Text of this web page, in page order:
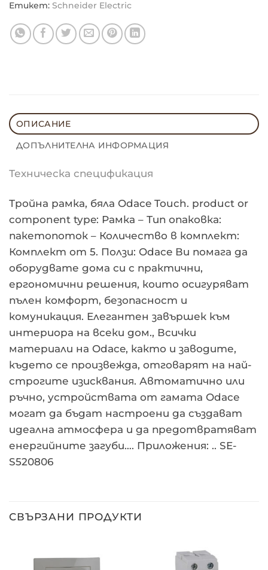
Етикет: Schneider Electric
ОПИСАНИЕ
ДОПЪЛНИТЕЛНА ИНФОРМАЦИЯ
Техническа спецификация
Тройна рамка, бяла Odace Touch. product or
component type: Рамка – Тип опаковка:
пакетопоток – Количество в комплект:
Комплект от 5. Ползи: Odace Ви помага да
оборудвате дома си с практични,
ергономични решения, които осигуряват
пълен комфорт, безопасност и
комуникация. Елегантен завършек към
интериора на всеки дом., Всички
материали на Odace, както и заводите,
където се произвежда, отговарят на най-
строгите изисквания. Автоматично или
ръчно, устройствата от гамата Odace
могат да бъдат настроени да създават
идеална атмосфера и да предотвратяват
енергийните загуби…. Приложения: .. SE-
S520806
СВЪРЗАНИ ПРОДУКТИ